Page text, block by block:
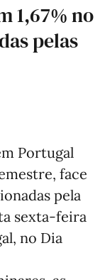
1,67% no
pelas
Portugal
face
pela
sexta-feira
no Dia